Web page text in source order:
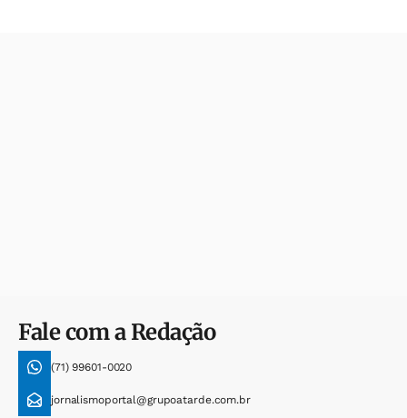
Fale com a Redação
(71) 99601-0020
jornalismoportal@grupoatarde.com.br